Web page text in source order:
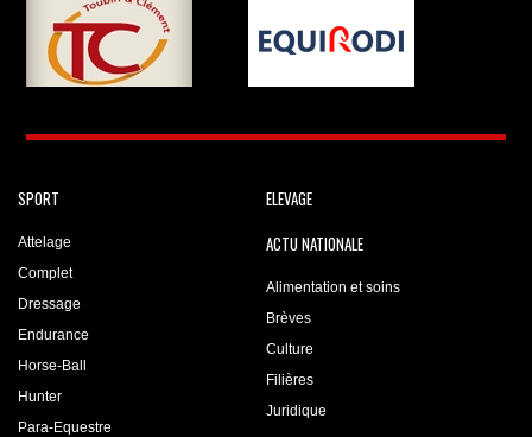
SPORT
Attelage
Complet
Dressage
Endurance
Horse-Ball
Hunter
Para-Equestre
ELEVAGE
ACTU NATIONALE
Alimentation et soins
Brèves
Culture
Filières
Juridique